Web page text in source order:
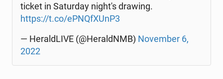
ticket in Sa­tur­day night's drawing.
https://t.co/eP­NQfXUnP3
— He­ral­dLI­VE (@He­raldNMB) No­vem­ber 6,
2022